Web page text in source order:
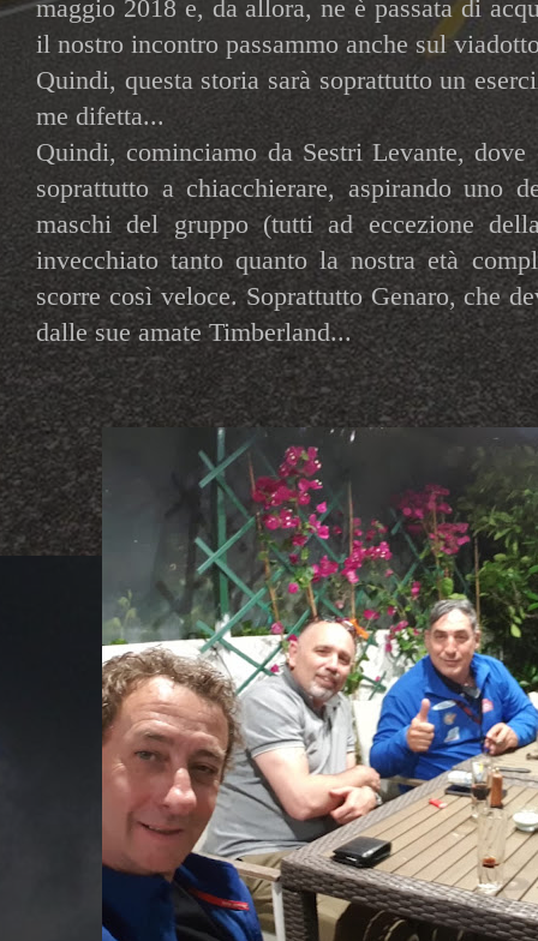
maggio 2018 e, da allora, ne è passata di
il nostro incontro passammo anche sul
Quindi, questa storia sarà soprattutto un
me difetta...
Quindi, cominciamo da Sestri Levante,
soprattutto a chiacchierare, aspirando uno
maschi del gruppo (tutti ad eccezione
invecchiato tanto quanto la nostra età
scorre così veloce. Soprattutto Genaro, che
dalle sue amate Timberland...